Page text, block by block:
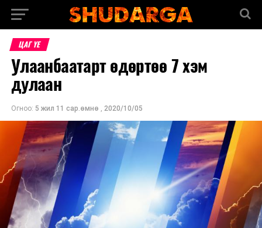
ЦАГ ҮЕ
Улаанбаатарт өдөртөө 7 хэм
дулаан
Огноо: 5 жил 11 сар.өмнө , 2020/10/05